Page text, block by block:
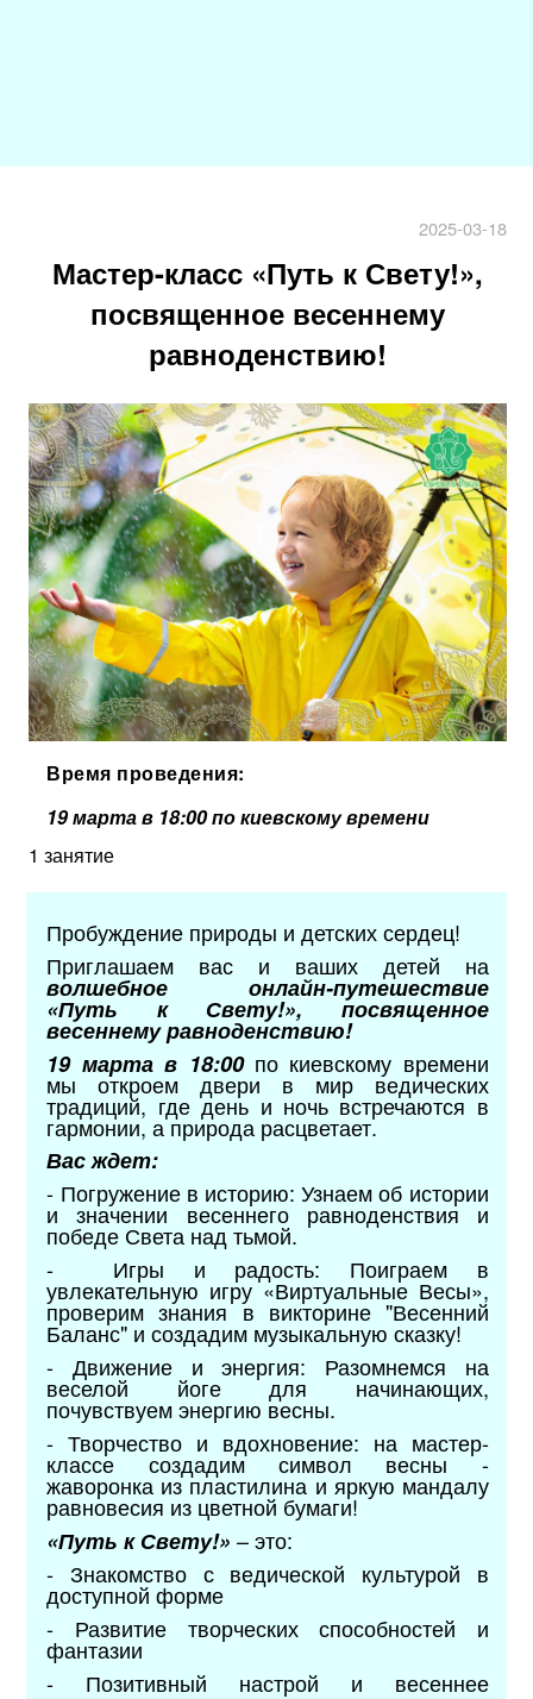
2025-03-18
Мастер-класс «Путь к Свету!»,
посвященное весеннему
равноденствию!
Время проведения:
19 марта в 18:00 по киевскому времени
1 занятие
Пробуждение природы и детских сердец!
Приглашаем вас и ваших детей на
волшебное онлайн-путешествие
«Путь к Свету!», посвященное
весеннему равноденствию!
19 марта в 18:00по киевскому времени
мы откроем двери в мир ведических
традиций, где день и ночь встречаются в
гармонии, а природа расцветает.
Вас ждет:
- Погружение в историю: Узнаем об истории
и значении весеннего равноденствия и
победе Света над тьмой.
- Игры и радость: Поиграем в
увлекательную игру «Виртуальные Весы»,
проверим знания в викторине "Весенний
Баланс" и создадим музыкальную сказку!
- Движение и энергия: Разомнемся на
веселой йоге для начинающих,
почувствуем энергию весны.
- Творчество и вдохновение: на мастер-
классе создадим символ весны -
жаворонка из пластилина и яркую мандалу
равновесия из цветной бумаги!
«Путь к Свету!» – это:
- Знакомство с ведической культурой в
доступной форме
- Развитие творческих способностей и
фантазии
- Позитивный настрой и весеннее